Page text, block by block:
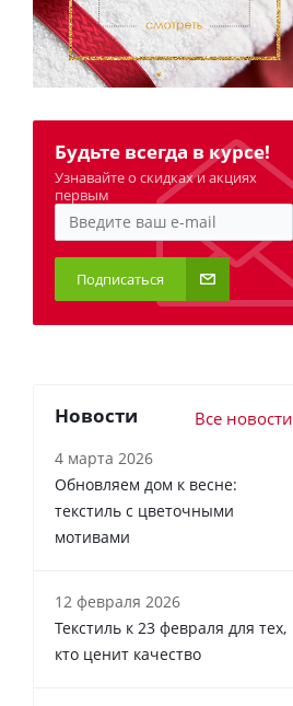
Будьте всегда в курсе!
Узнавайте о скидках и акциях
первым
Подписаться
Новости Все новости
4 марта 2026
Обновляем дом к весне:
текстиль с цветочными
мотивами
12 февраля 2026
Текстиль к 23 февраля для тех,
кто ценит качество